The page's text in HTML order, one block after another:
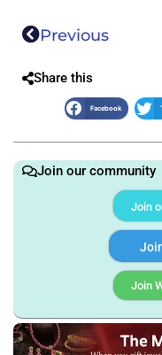
Previous
Share this
Facebook
Join our community
Join
Join